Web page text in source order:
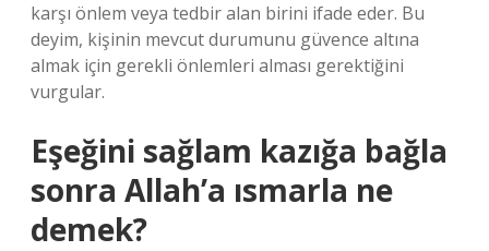
karşı önlem veya tedbir alan birini ifade eder. Bu
deyim, kişinin mevcut durumunu güvence altına
almak için gerekli önlemleri alması gerektiğini
vurgular.
Eşeğini sağlam kazığa bağla
sonra Allah’a ısmarla ne
demek?